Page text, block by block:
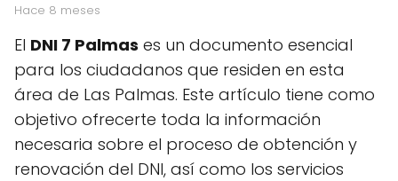
hace 8 meses
El DNI 7 Palmas es un documento esencial
para los ciudadanos que residen en esta
área de Las Palmas. Este artículo tiene como
objetivo ofrecerte toda la información
necesaria sobre el proceso de obtención y
renovación del DNI, así como los servicios